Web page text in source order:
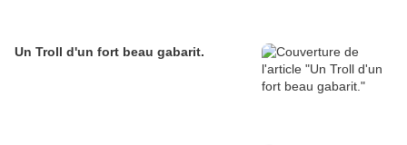
Un Troll d'un fort beau gabarit.